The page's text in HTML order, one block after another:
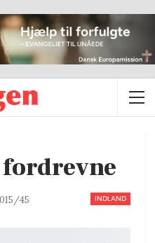
INDLAND
45